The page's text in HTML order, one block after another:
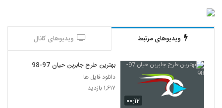
ویدیوهای مرتبط ویدیوهای کانال
۰۰:۱۲
بهترین طرح جابربن حیان 97-98
دانلود فایل ها
۱,۶۱۷ بازدید